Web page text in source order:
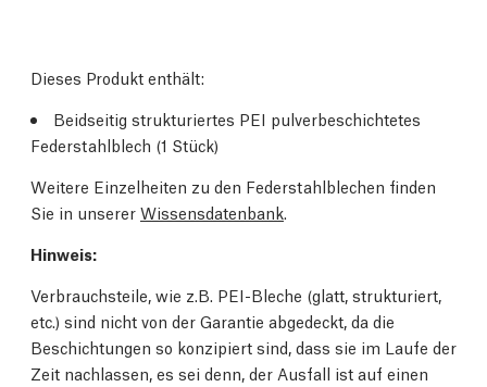
Dieses Produkt enthält:
Beidseitig strukturiertes PEI pulverbeschichtetes
Federstahlblech (1 Stück)
Weitere Einzelheiten zu den Federstahlblechen finden
Sie in unserer Wissensdatenbank.
Hinweis:
Verbrauchsteile, wie z.B. PEI-Bleche (glatt, strukturiert,
etc.) sind nicht von der Garantie abgedeckt, da die
Beschichtungen so konzipiert sind, dass sie im Laufe der
Zeit nachlassen, es sei denn, der Ausfall ist auf einen